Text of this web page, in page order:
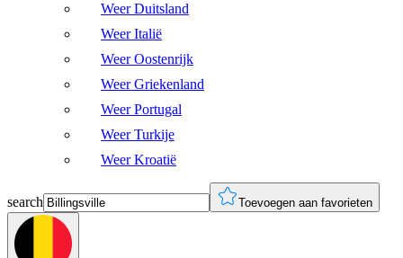
Weer Duitsland
Weer Italië
Weer Oostenrijk
Weer Griekenland
Weer Portugal
Weer Turkije
Weer Kroatië
search Toevoegen aan favorieten